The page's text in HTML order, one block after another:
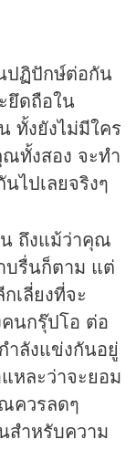
ปฏิปักษ์ต่อกัน
ยึดถือใน
ทั้งยังไม่มีใคร
ทั้งสอง จะทำ
ไปเลยจริงๆ
ถึงแม้ว่าคุณ
บรื่นก็ตาม แต่
เลี่ยงที่จะ
นกรุ๊ปโอ ต่อ
ลังแข่งกันอยู่
หละว่าจะยอม
ควรลดๆ
สำหรับความ